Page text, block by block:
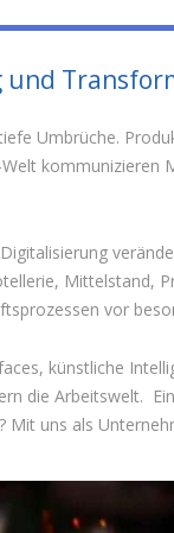
Umbrüche.
Mittelstand,
vor
künstliche
die Arbeitswelt.
Mit uns als